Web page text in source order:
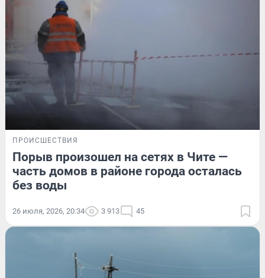
ПРОИСШЕСТВИЯ
Порыв произошел на сетях в Чите —
часть домов в районе города осталась
без воды
26 июля, 2026, 20:34 3 913 45